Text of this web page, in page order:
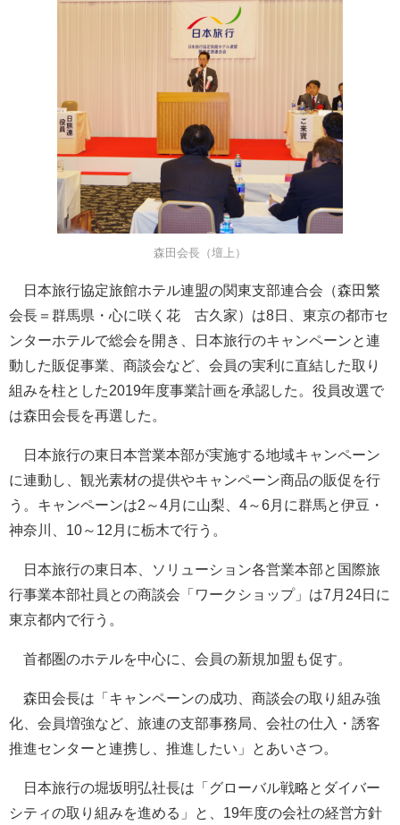
森田会長（壇上）
日本旅行協定旅館ホテル連盟の関東支部連合会（森田繁
会長＝群馬県・心に咲く花 古久家）は8日、東京の都市セ
ンターホテルで総会を開き、日本旅行のキャンペーンと連
動した販促事業、商談会など、会員の実利に直結した取り
組みを柱とした2019年度事業計画を承認した。役員改選で
は森田会長を再選した。
日本旅行の東日本営業本部が実施する地域キャンペーン
に連動し、観光素材の提供やキャンペーン商品の販促を行
う。キャンペーンは2～4月に山梨、4～6月に群馬と伊豆・
神奈川、10～12月に栃木で行う。
日本旅行の東日本、ソリューション各営業本部と国際旅
行事業本部社員との商談会「ワークショップ」は7月24日に
東京都内で行う。
首都圏のホテルを中心に、会員の新規加盟も促す。
森田会長は「キャンペーンの成功、商談会の取り組み強
化、会員増強など、旅連の支部事務局、会社の仕入・誘客
推進センターと連携し、推進したい」とあいさつ。
日本旅行の堀坂明弘社長は「グローバル戦略とダイバー
シティの取り組みを進める」と、19年度の会社の経営方針